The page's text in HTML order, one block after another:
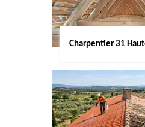
Charpentier 31